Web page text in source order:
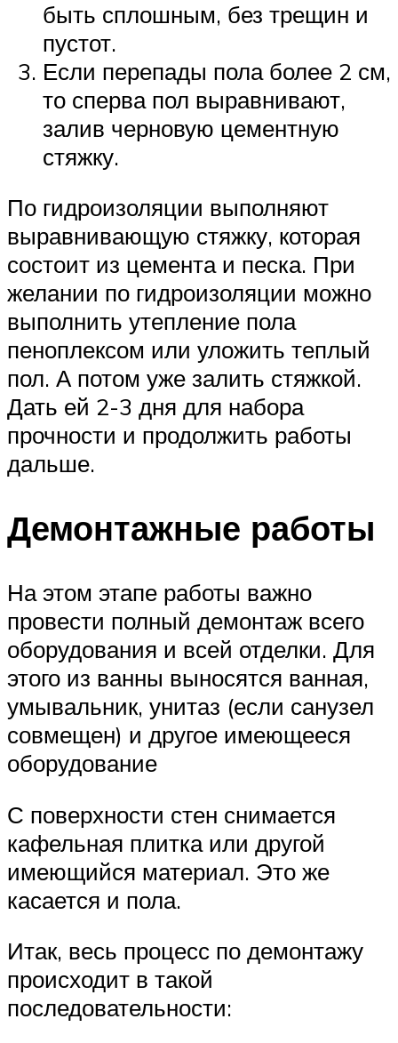
быть сплошным, без трещин и
пустот.
Если перепады пола более 2 см,
то сперва пол выравнивают,
залив черновую цементную
стяжку.
По гидроизоляции выполняют
выравнивающую стяжку, которая
состоит из цемента и песка. При
желании по гидроизоляции можно
выполнить утепление пола
пеноплексом или уложить теплый
пол. А потом уже залить стяжкой.
Дать ей 2-3 дня для набора
прочности и продолжить работы
дальше.
Демонтажные работы
На этом этапе работы важно
провести полный демонтаж всего
оборудования и всей отделки. Для
этого из ванны выносятся ванная,
умывальник, унитаз (если санузел
совмещен) и другое имеющееся
оборудование
С поверхности стен снимается
кафельная плитка или другой
имеющийся материал. Это же
касается и пола.
Итак, весь процесс по демонтажу
происходит в такой
последовательности: